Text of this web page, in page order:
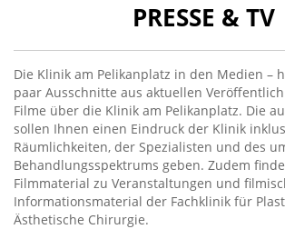
PRESSE & TV
Die Klinik am Pelikanplatz in den Medien –
paar Ausschnitte aus aktuellen
Filme über die Klinik am Pelikanplatz. Die
sollen Ihnen einen Eindruck der Klinik
Räumlichkeiten, der Spezialisten und des
Behandlungsspektrums geben. Zudem
Filmmaterial zu Veranstaltungen und
Informationsmaterial der Fachklinik für
Ästhetische Chirurgie.